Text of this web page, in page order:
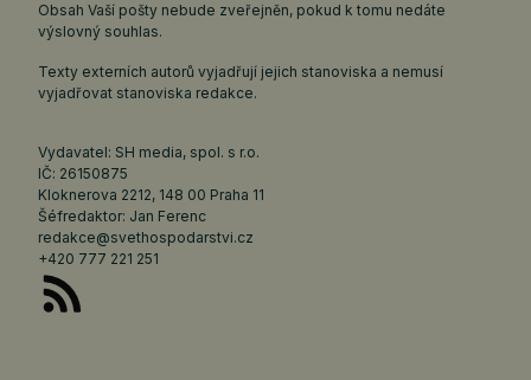
Obsah Vaší pošty nebude zveřejněn, pokud k tomu nedáte
výslovný souhlas.
Texty externích autorů vyjadřují jejich stanoviska a nemusí
vyjadřovat stanoviska redakce.
Vydavatel: SH media, spol. s r.o.
IČ: 26150875
Kloknerova 2212, 148 00 Praha 11
Šéfredaktor: Jan Ferenc
redakce@svethospodarstvi.cz
+420 777 221 251